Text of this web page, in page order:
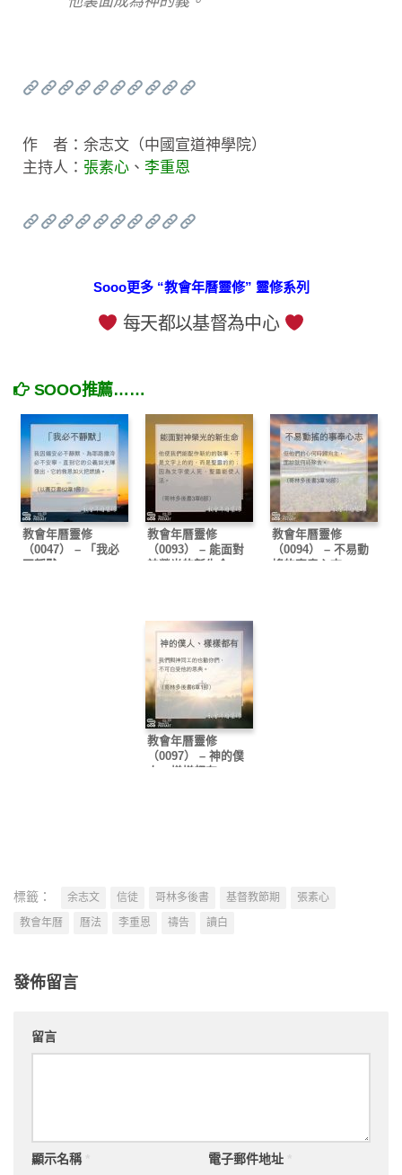
作 者：余志文（中國宣道神學院）
主持人： 張素心 、 李重恩
Sooo更多 “教會年曆靈修” 靈修系列
每天都以基督為中心
SOOO推薦……
教會年曆靈修
（0047） – 「我必
不靜默」
教會年曆靈修
（0093） – 能面對
神榮光的新生命
教會年曆靈修
（0094） – 不易動
搖的事奉心志
教會年曆靈修
（0097） – 神的僕
人、樣樣都有
標籤： 余志文 信徒 哥林多後書 基督教節期
張素心
教會年曆
曆法 李重恩 禱告 讀白
發佈留言
留言
顯示名稱 電子郵件地址